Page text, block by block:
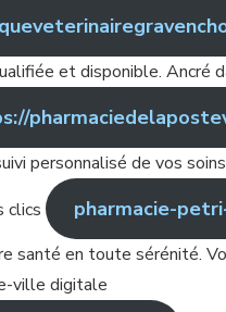
et disponible. Ancré
personnalisé de vos
clics
pharmacie-
santé en toute sérénité.
ville digitale